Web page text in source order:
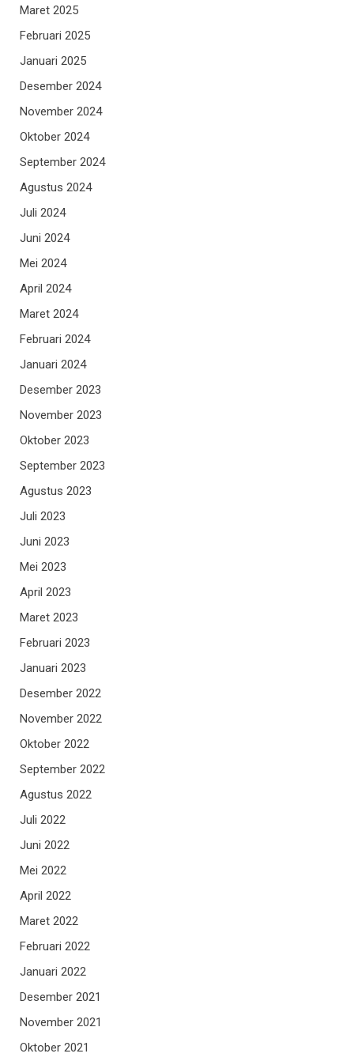
Maret 2025
Februari 2025
Januari 2025
Desember 2024
November 2024
Oktober 2024
September 2024
Agustus 2024
Juli 2024
Juni 2024
Mei 2024
April 2024
Maret 2024
Februari 2024
Januari 2024
Desember 2023
November 2023
Oktober 2023
September 2023
Agustus 2023
Juli 2023
Juni 2023
Mei 2023
April 2023
Maret 2023
Februari 2023
Januari 2023
Desember 2022
November 2022
Oktober 2022
September 2022
Agustus 2022
Juli 2022
Juni 2022
Mei 2022
April 2022
Maret 2022
Februari 2022
Januari 2022
Desember 2021
November 2021
Oktober 2021